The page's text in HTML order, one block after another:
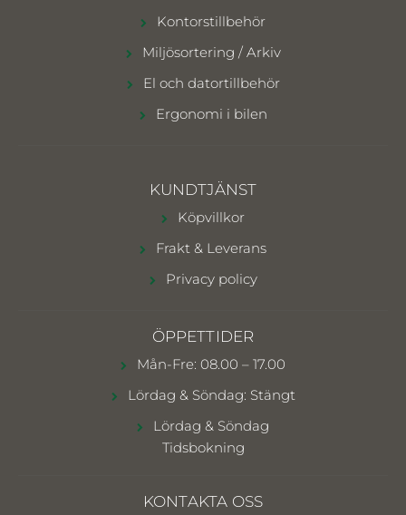
Kontorstillbehör
Miljösortering / Arkiv
El och datortillbehör
Ergonomi i bilen
KUNDTJÄNST
Köpvillkor
Frakt & Leverans
Privacy policy
ÖPPETTIDER
Mån-Fre: 08.00 – 17.00
Lördag & Söndag: Stängt
Lördag & Söndag
Tidsbokning
KONTAKTA OSS